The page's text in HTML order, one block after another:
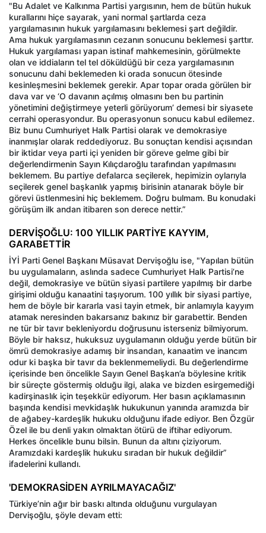
"Bu Adalet ve Kalkınma Partisi yargısının, hem de bütün hukuk
kurallarını hiçe sayarak, yani normal şartlarda ceza
yargılamasının hukuk yargılamasını beklemesi şart değildir.
Ama hukuk yargılamasının cezanın sonucunu beklemesi şarttır.
Hukuk yargılaması yapan istinaf mahkemesinin, görülmekte
olan ve iddiaların tel tel döküldüğü bir ceza yargılamasının
sonucunu dahi beklemeden ki orada sonucun ötesinde
kesinleşmesini beklemek gerekir. Apar topar orada görülen bir
dava var ve ‘O davanın açılmış olmasını ben bu partinin
yönetimini değiştirmeye yeterli görüyorum’ demesi bir siyasete
cerrahi operasyondur. Bu operasyonun sonucu kabul edilemez.
Biz bunu Cumhuriyet Halk Partisi olarak ve demokrasiye
inanmışlar olarak reddediyoruz. Bu sonuçtan kendisi açısından
bir iktidar veya parti içi yeniden bir göreve gelme gibi bir
değerlendirmenin Sayın Kılıçdaroğlu tarafından yapılmasını
beklemem. Bu partiye defalarca seçilerek, hepimizin oylarıyla
seçilerek genel başkanlık yapmış birisinin atanarak böyle bir
görevi üstlenmesini hiç beklemem. Doğru bulmam. Bu konudaki
görüşüm ilk andan itibaren son derece nettir.”
DERVİŞOĞLU: 100 YILLIK PARTİYE KAYYIM,
GARABETTİR
İYİ Parti Genel Başkanı Müsavat Dervişoğlu ise, "Yapılan bütün
bu uygulamaların, aslında sadece Cumhuriyet Halk Partisi’ne
değil, demokrasiye ve bütün siyasi partilere yapılmış bir darbe
girişimi olduğu kanaatini taşıyorum. 100 yıllık bir siyasi partiye,
hem de böyle bir kararla vasi tayin etmek, bir anlamıyla kayyım
atamak neresinden bakarsanız bakınız bir garabettir. Benden
ne tür bir tavır bekleniyordu doğrusunu isterseniz bilmiyorum.
Böyle bir haksız, hukuksuz uygulamanın olduğu yerde bütün bir
ömrü demokrasiye adamış bir insandan, kanaatim ve inancım
odur ki başka bir tavır da beklenmemeliydi. Bu değerlendirme
içerisinde ben öncelikle Sayın Genel Başkan’a böylesine kritik
bir süreçte göstermiş olduğu ilgi, alaka ve bizden esirgemediği
kadirşinaslık için teşekkür ediyorum. Her basın açıklamasının
başında kendisi mevkidaşlık hukukunun yanında aramızda bir
de ağabey-kardeşlik hukuku olduğunu ifade ediyor. Ben Özgür
Özel ile bu denli yakın olmaktan ötürü de iftihar ediyorum.
Herkes öncelikle bunu bilsin. Bunun da altını çiziyorum.
Aramızdaki kardeşlik hukuku sıradan bir hukuk değildir”
ifadelerini kullandı.
'DEMOKRASİDEN AYRILMAYACAĞIZ'
Türkiye’nin ağır bir baskı altında olduğunu vurgulayan
Dervişoğlu, şöyle devam etti: